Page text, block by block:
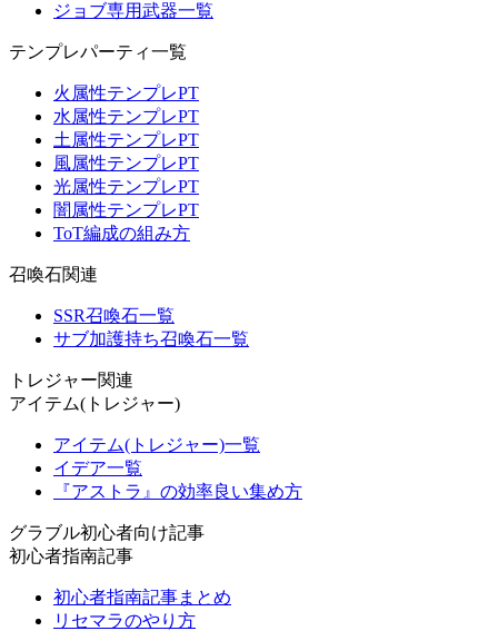
ジョブ専用武器一覧
テンプレパーティ一覧
火属性テンプレPT
水属性テンプレPT
土属性テンプレPT
風属性テンプレPT
光属性テンプレPT
闇属性テンプレPT
ToT編成の組み方
召喚石関連
SSR召喚石一覧
サブ加護持ち召喚石一覧
トレジャー関連
アイテム(トレジャー)
アイテム(トレジャー)一覧
イデア一覧
『アストラ』の効率良い集め方
グラブル初心者向け記事
初心者指南記事
初心者指南記事まとめ
リセマラのやり方